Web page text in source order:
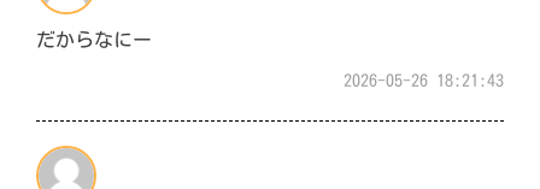
だからなにー
2026-05-26 18:21:43